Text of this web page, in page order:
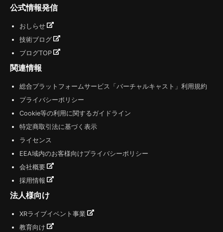
公式情報発信
おしらせ
技術ブログ
ブログTOP
関連情報
総合プラットフォームサービス「バーチャルキャスト」利用規約
プライバシーポリシー
Cookie等の利用に関するガイドライン
特定商取引法に基づく表示
ライセンス
EEA域内のお客様向けプライバシーポリシー
会社概要
採用情報
法人様向け
XRライブイベント事業
教育向け